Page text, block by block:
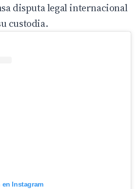
disputa legal internacional
custodia.
en Instagram